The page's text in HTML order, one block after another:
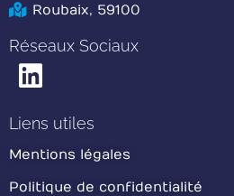
Roubaix, 59100
Réseaux Sociaux
Liens utiles
Mentions légales
Politique de confidentialité